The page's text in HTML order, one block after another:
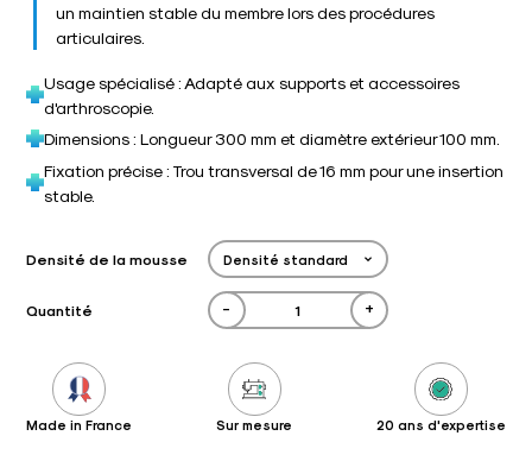
un maintien stable du membre lors des procédures
articulaires.
Usage spécialisé : Adapté aux supports et accessoires
d'arthroscopie.
Dimensions : Longueur 300 mm et diamètre extérieur 100 mm.
Fixation précise : Trou transversal de 16 mm pour une insertion
stable.
Densité de la mousse
Quantité - +
Made in France Sur mesure 20 ans d'expertise